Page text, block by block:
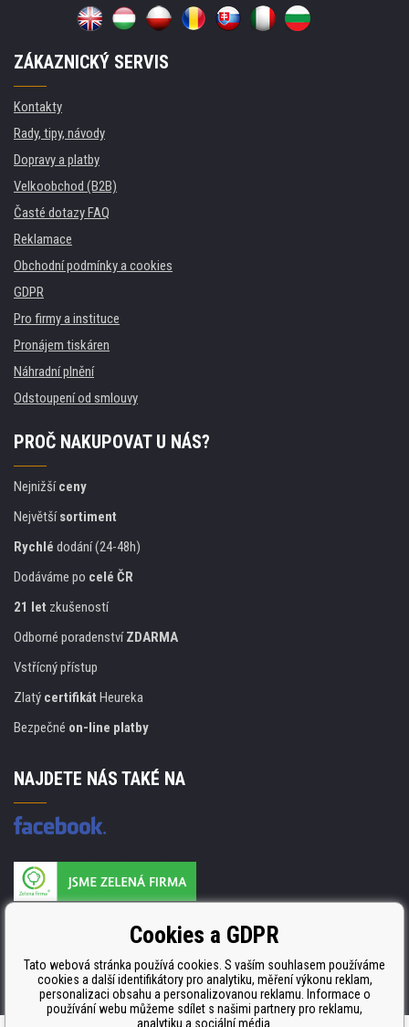
ZÁKAZNICKÝ SERVIS
Kontakty
Rady, tipy, návody
Dopravy a platby
Velkoobchod (B2B)
Časté dotazy FAQ
Reklamace
Obchodní podmínky a cookies
GDPR
Pro firmy a instituce
Pronájem tiskáren
Náhradní plnění
Odstoupení od smlouvy
PROČ NAKUPOVAT U NÁS?
Nejnižšíceny
Největšísortiment
Rychlé dodání (24-48h)
Dodáváme po celé ČR
21 let zkušeností
Odborné poradenstvíZDARMA
Vstřícný přístup
Zlatý certifikát Heureka
Bezpečné on-line platby
NAJDETE NÁS TAKÉ NA
ISO 9001. ISO 14001 a STMC.Cookies a GDPR
Tato webová stránka používá cookies. S vaším souhlasem používáme
cookies a další identifikátory pro analytiku, měření výkonu reklam,
personalizaci obsahu a personalizovanou reklamu. Informace o
používání webu můžeme sdílet s našimi partnery pro reklamu,
analytiku a sociální média.